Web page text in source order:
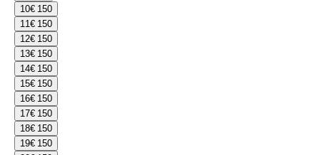
10€ 150
11€ 150
12€ 150
13€ 150
14€ 150
15€ 150
16€ 150
17€ 150
18€ 150
19€ 150